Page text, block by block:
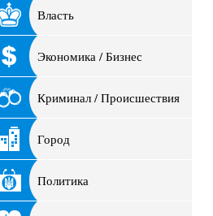
Власть
Экономика / Бизнес
Криминал / Происшествия
Город
Политика